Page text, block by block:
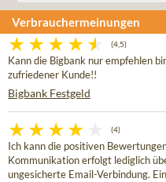
Verbrauchermeinungen
(4,5)
Kann die Bigbank nur empfehlen
zufriedener Kunde!!
Bigbank Festgeld
(4)
Ich kann die positiven
Kommunikation erfolgt lediglich
ungesicherte Email-Verbindung.